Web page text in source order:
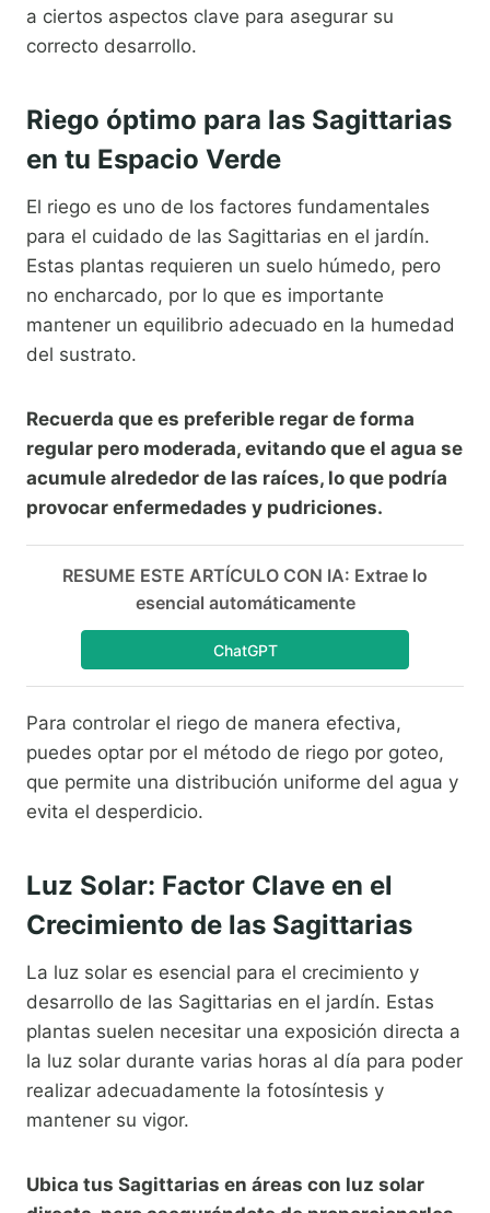
a ciertos aspectos clave para asegurar su
correcto desarrollo.
Riego óptimo para las Sagittarias
en tu Espacio Verde
El riego es uno de los factores fundamentales
para el cuidado de las Sagittarias en el jardín.
Estas plantas requieren un suelo húmedo, pero
no encharcado, por lo que es importante
mantener un equilibrio adecuado en la humedad
del sustrato.
Recuerda que es preferible regar de forma
regular pero moderada, evitando que el agua se
acumule alrededor de las raíces, lo que podría
provocar enfermedades y pudriciones.
RESUME ESTE ARTÍCULO CON IA: Extrae lo
esencial automáticamente
ChatGPT
Para controlar el riego de manera efectiva,
puedes optar por el método de riego por goteo,
que permite una distribución uniforme del agua y
evita el desperdicio.
Luz Solar: Factor Clave en el
Crecimiento de las Sagittarias
La luz solar es esencial para el crecimiento y
desarrollo de las Sagittarias en el jardín. Estas
plantas suelen necesitar una exposición directa a
la luz solar durante varias horas al día para poder
realizar adecuadamente la fotosíntesis y
mantener su vigor.
Ubica tus Sagittarias en áreas con luz solar